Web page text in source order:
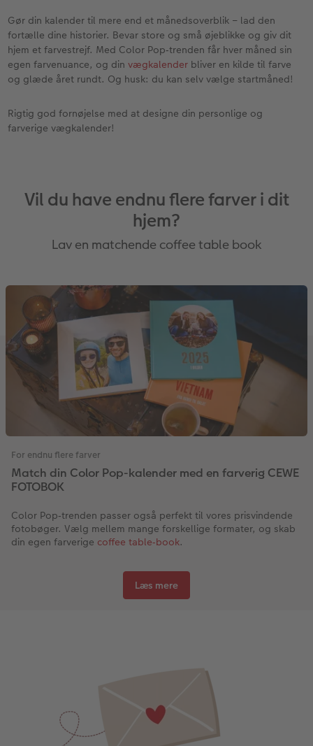
Gør din kalender til mere end et måneds­overblik – lad den
fortælle dine historier. Bevar store og små øjeblikke og giv dit
hjem et farvestrejf. Med Color Pop‑trenden får hver måned sin
egen farvenuance, og dinvægkalender bliver en kilde til farve
og glæde året rundt. Og husk: du kan selv vælge startmåned!
Rigtig god fornøjelse med at designe din personlige og
farverige vægkalender!
Vil du have endnu flere farver i dit
hjem?
Lav en matchende coffee table book
For endnu flere farver
Match din Color Pop-kalender med en farverig CEWE
FOTOBOK
Color Pop‑trenden passer også perfekt til vores prisvindende
fotobøger. Vælg mellem mange forskellige formater, og skab
din egen farverige coffee table‑book.
Læs mere